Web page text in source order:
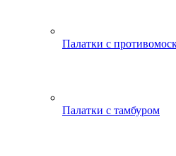
Палатки с
Палатки с тамбуром